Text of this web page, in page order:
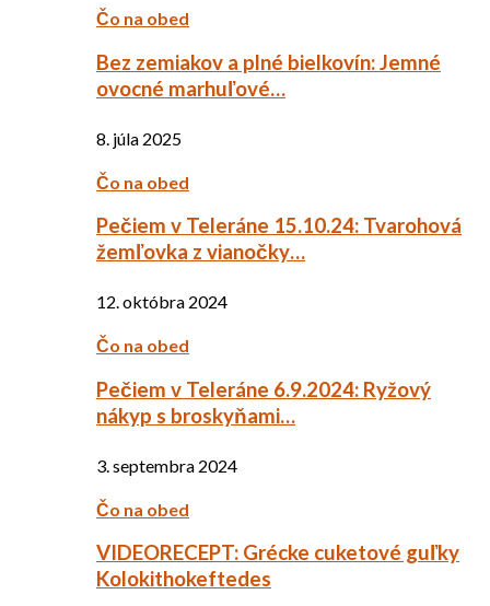
Čo na obed
Bez zemiakov a plné bielkovín: Jemné
ovocné marhuľové…
8. júla 2025
Čo na obed
Pečiem v Teleráne 15.10.24: Tvarohová
žemľovka z vianočky…
12. októbra 2024
Čo na obed
Pečiem v Teleráne 6.9.2024: Ryžový
nákyp s broskyňami…
3. septembra 2024
Čo na obed
VIDEORECEPT: Grécke cuketové guľky
Kolokithokeftedes